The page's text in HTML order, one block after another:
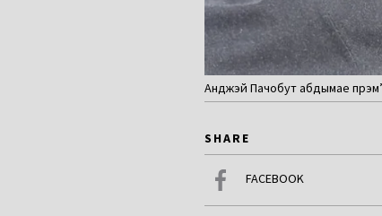
Анджэй Пачобут абдымае
SHARE
FACEBOOK